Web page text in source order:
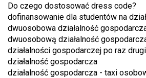
Do czego dostosować dress code?
dofinansowanie dla studentów na
dwuosobowa działalność
dwuosobową działalność
działalności gospodarczej po raz drugi
działalność gospodarcza
działalność gospodarcza - taxi